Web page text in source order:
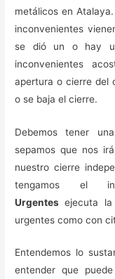
metálicos en
inconvenientes
se dió un o hay
inconvenientes
apertura o cierre del
o se baja el cierre.
Debemos tener
sepamos que nos
nuestro cierre
tengamos el
Urgentes ejecuta
urgentes como con
Entendemos lo
entender que